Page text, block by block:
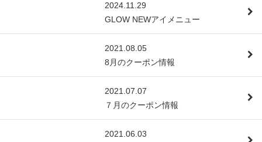
2024.11.29
GLOW NEWアイメニュー
2021.08.05
8月のクーポン情報
2021.07.07
７月のクーポン情報
2021.06.03